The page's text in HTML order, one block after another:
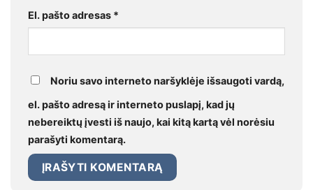
El. pašto adresas *
Noriu savo interneto naršyklėje išsaugoti vardą,
el. pašto adresą ir interneto puslapį, kad jų
nebereiktų įvesti iš naujo, kai kitą kartą vėl norėsiu
parašyti komentarą.